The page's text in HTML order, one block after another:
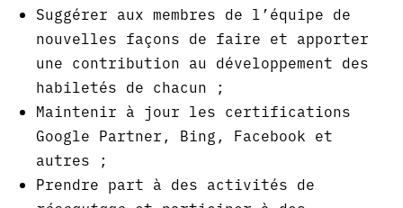
Suggérer aux membres de l’équipe de
nouvelles façons de faire et apporter
une contribution au développement des
habiletés de chacun ;
Maintenir à jour les certifications
Google Partner, Bing, Facebook et
autres ;
Prendre part à des activités de